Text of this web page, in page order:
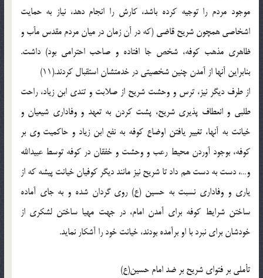
موجود مردم را توجیه کرده باشد، کارش را انجام دهد، نیاز به حمایت
اشخاصی همچون شریح قاضی (که در آن زمان در میان مردم مقدس مآب و
ظاهری مذهب کوفه، شخص جا افتاده و صاحب احترامی بود) داشت.
بنابراین آنها از آمدن چنین شخصیتی در خدمتشان استقبال کردند.(11)
از طرف دیگر نیز، ترس و وحشت شریح از صلابت و تندی ابن زیاد، راحت
طلبی و انعطاف پذیری شریح، پشت کردن به تعهد و وفاداری شیعیان و
خیانت به آنها، تغییر یافتن اوضاع کوفه به نفع ابن زیاد و حاکمیت وی بر
کوفه، بوجود آوردن محیط رعب و وحشت و خفقان در کوفه توسط عبیدالله
و…، دست به دست هم داد تا شریح نیز مانند دیگر کوفیان خیانت پیشه که از
یاری و وفاداری نسبت به حسین (ع) روی گردان شده و به جای آماده
ساختن شرایط کوفه برای آمدن امام، در جهت مهیا ساختن لشکری از
خودشان برای نبرد با او برآمده بودند، خیانت خود را آشکار نماید.
تأملی بر فتوای شریح بر ضد امام حسین(ع)